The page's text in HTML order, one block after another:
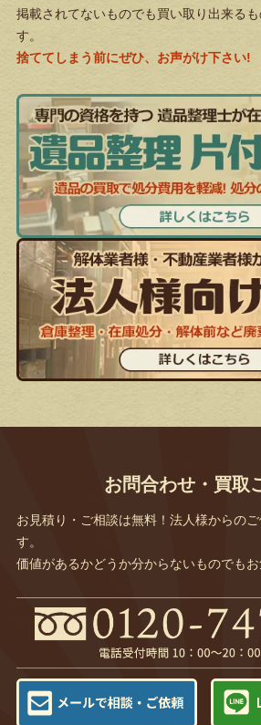
掲載されてないものでも買い取り出来る
す。
捨ててしまう前にぜひ、お声がけ下さい!
お問合わせ・買取
お見積り・ご相談は無料！法人様からの
す。
価値があるかどうか分からないものでもお